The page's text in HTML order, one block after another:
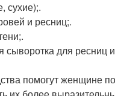
сухие);.
и ресниц;.
сыворотка для ресниц
помогут женщине